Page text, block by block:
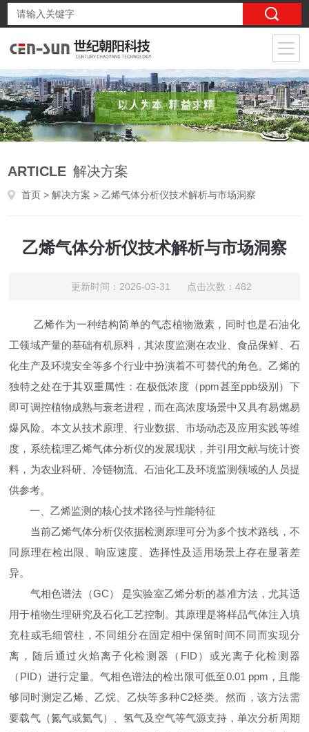
ARTICLE 解决方案
首页 >解决方案 > 乙烯气体分析仪技术解析与市场洞察
乙烯气体分析仪技术解析与市场洞察
更新时间：2026-03-31 点击次数：482
乙烯作为一种结构简单的气态植物激素，同时也是石油化
工领域产量的基础有机原料，其浓度监测在农业、食品保鲜、石
化生产及环境安全等多个行业中扮演着不可替代的角色。乙烯的
独特之处在于其双重属性：在极低浓度（ppm甚至ppb级别）下
即可调控植物成熟与衰老进程，而在高浓度场景中又具有易燃易
爆风险。本文从技术原理、行业数据、市场动态及应用实践等维
度，系统梳理乙烯气体分析仪的发展现状，并引用文献与统计资
料，为农业科研、冷链物流、石油化工及环境监测领域的人员提
供参考。
一、乙烯监测的核心技术路径与性能特征
当前乙烯气体分析仪依据检测原理可分为多个技术路线，不
同原理在检出限、响应速度、选择性及适用场景上存在显著差
异。
气相色谱法（GC） 是实验室乙烯分析的基准方法，尤其适
用于植物生理研究及石化工艺控制。其原理是将样品气体注入填
充柱或毛细管柱，不同组分在固定相中保留时间不同而实现分
离，随后通过火焰离子化检测器（FID）或光离子化检测器
（PID）进行定量。气相色谱法的检出限可低至0.01 ppm，且能
够同时测定乙烯、乙烷、乙炔等多种C2烃类。然而，该方法需
要载气（氮气或氦气）、氢气及空气等气源支持，单次分析周期